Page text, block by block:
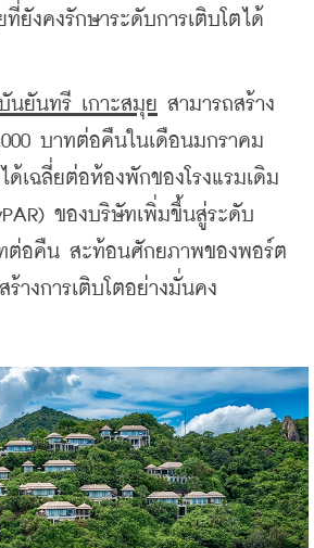
ที่ยังคงรักษาระดับการเติบโตได้
บันยันทรี เกาะสมุย สามารถสร้าง
บาทต่อคืนในเดือนมกราคม
ด้เฉลี่ยต่อห้องพักของโรงแรมเดิม
ของบริษัทเพิ่มขึ้นสู่ระดับ
ต่อคืน สะท้อนศักยภาพของพอร์ต
ร้างการเติบโตอย่างมั่นคง